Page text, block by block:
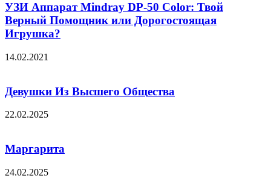
УЗИ Аппарат Mindray DP-50 Color: Твой
Верный Помощник или Дорогостоящая
Игрушка?
14.02.2021
Девушки Из Высшего Общества
22.02.2025
Маргарита
24.02.2025